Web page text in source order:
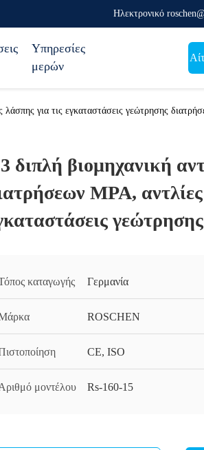
Ηλεκτρονικό
Υπηρεσίες
μερών
για τις εγκαταστάσεις γεώτρησης
διπλή βιομηχανική
MPA,
καταγωγής Γερμανία
ROSCHEN
CE, ISO
μοντέλου Rs-160-15